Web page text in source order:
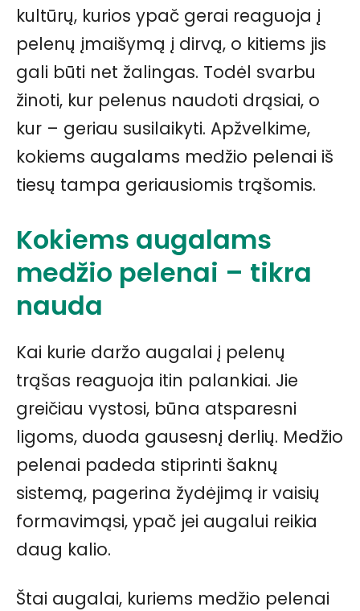
kultūrų, kurios ypač gerai reaguoja į
pelenų įmaišymą į dirvą, o kitiems jis
gali būti net žalingas. Todėl svarbu
žinoti, kur pelenus naudoti drąsiai, o
kur – geriau susilaikyti. Apžvelkime,
kokiems augalams medžio pelenai iš
tiesų tampa geriausiomis trąšomis.
Kokiems augalams
medžio pelenai – tikra
nauda
Kai kurie daržo augalai į pelenų
trąšas reaguoja itin palankiai. Jie
greičiau vystosi, būna atsparesni
ligoms, duoda gausesnį derlių. Medžio
pelenai padeda stiprinti šaknų
sistemą, pagerina žydėjimą ir vaisių
formavimąsi, ypač jei augalui reikia
daug kalio.
Štai augalai, kuriems medžio pelenai